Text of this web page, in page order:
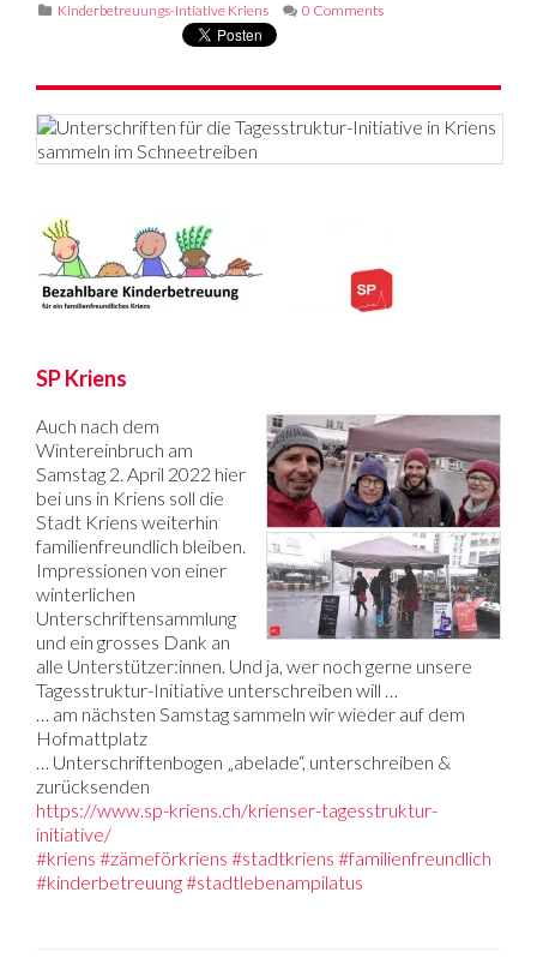
Kinderbetreuungs-Intiative Kriens
0 Comments
SP Kriens
Auch nach dem
Wintereinbruch am
Samstag 2. April 2022 hier
bei uns in Kriens soll die
Stadt Kriens weiterhin
familienfreundlich bleiben.
Impressionen von einer
winterlichen
Unterschriftensammlung
und ein grosses Dank an
alle Unterstützer:innen. Und ja, wer noch gerne unsere
Tagesstruktur-Initiative unterschreiben will …
… am nächsten Samstag sammeln wir wieder auf dem
Hofmattplatz
… Unterschriftenbogen „abelade“, unterschreiben &
zurücksenden
https://www.sp-kriens.ch/krienser-tagesstruktur-
initiative/
#kriens #zämeförkriens #stadtkriens #familienfreundlich
#kinderbetreuung#stadtlebenampilatus